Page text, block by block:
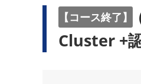
【コース終了】
Cluster +